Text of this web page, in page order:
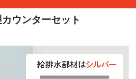
ウンターセット